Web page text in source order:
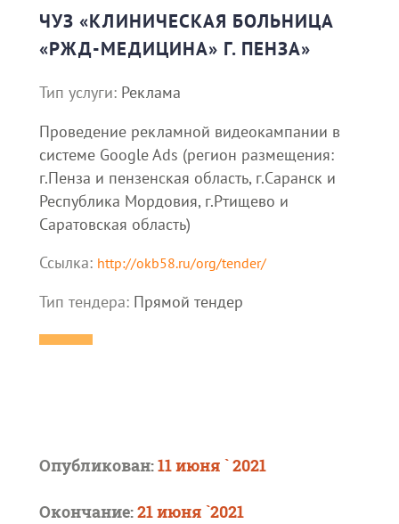
ЧУЗ «КЛИНИЧЕСКАЯ БОЛЬНИЦА
«РЖД-МЕДИЦИНА» Г. ПЕНЗА»
Тип услуги: Реклама
Проведение рекламной видеокампании в
системе Google Ads (регион размещения:
г.Пенза и пензенская область, г.Саранск и
Республика Мордовия, г.Ртищево и
Саратовская область)
Ссылка: http://okb58.ru/org/tender/
Тип тендера: Прямой тендер
Опубликован:11 июня ` 2021
Окончание:21 июня `2021